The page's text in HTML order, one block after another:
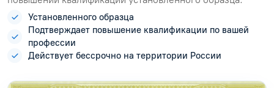
Установленного образца
Подтверждает повышение квалификации по вашей
профессии
Действует бессрочно на территории России